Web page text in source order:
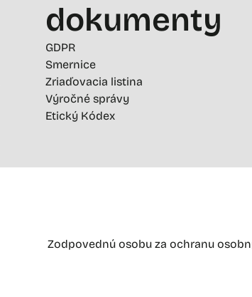
dokumenty
GDPR
Smernice
Zriaďovacia listina
Výročné správy
Etický Kódex
Zodpovednú osobu za ochranu